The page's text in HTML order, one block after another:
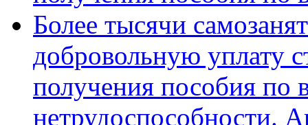
Более тысячи
добровольную уплату
получения пособия по
нетрудоспособности.